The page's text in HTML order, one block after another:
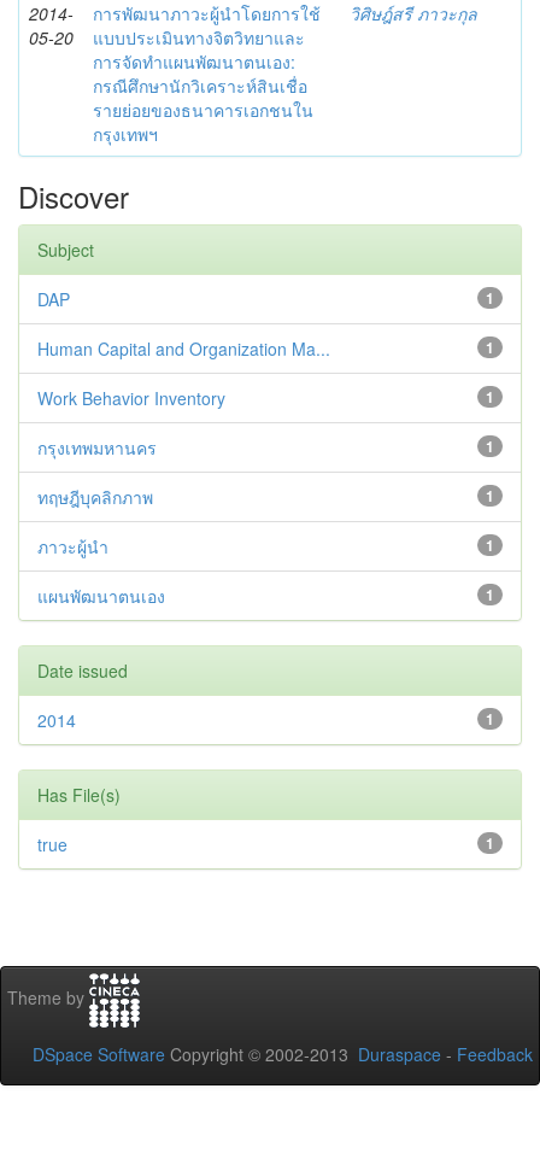
2014-
05-20
การพัฒนาภาวะผู้นำโดยการใช้
แบบประเมินทางจิตวิทยาและ
การจัดทำแผนพัฒนาตนเอง:
กรณีศึกษานักวิเคราะห์สินเชื่อ
รายย่อยของธนาคารเอกชนใน
กรุงเทพฯ
วิศิษฎ์สรี ภาวะกุล
Discover
Subject
1
DAP
1
Human Capital and Organization Ma...
1
Work Behavior Inventory
1
กรุงเทพมหานคร
1
ทฤษฎีบุคลิกภาพ
1
ภาวะผู้นำ
1
แผนพัฒนาตนเอง
Date issued
1
2014
Has File(s)
1
true
Theme by
DSpace Software Copyright © 2002-2013 Duraspace - Feedback